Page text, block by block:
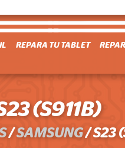
REPARA TU TABLET
(S911B)
/SAMSUNG/S23